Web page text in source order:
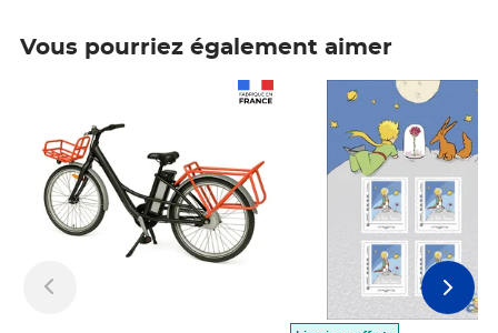
Vous pourriez également aimer
Prix 7,50€